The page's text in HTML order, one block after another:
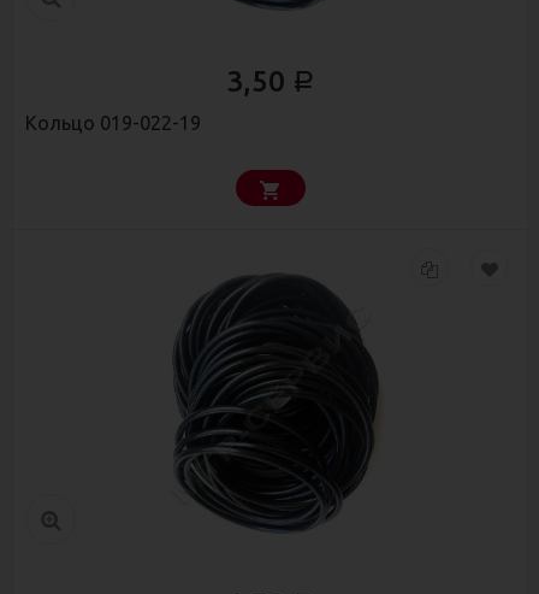
3,50 Р
Кольцо 019-022-19